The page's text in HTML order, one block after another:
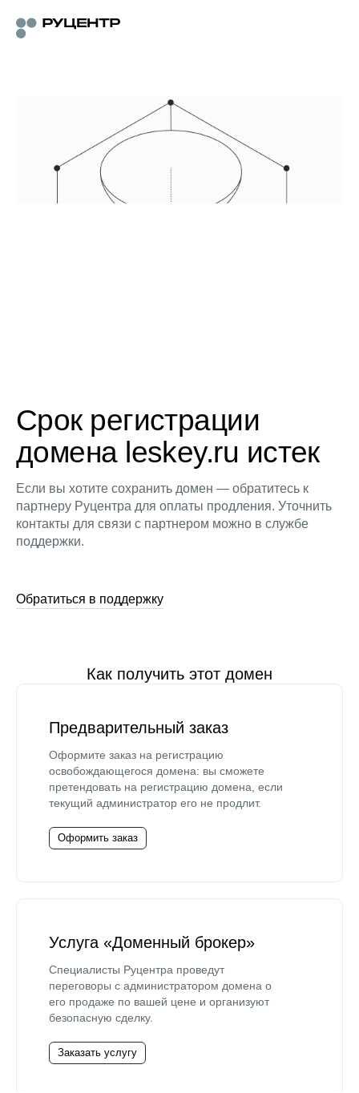
Срок регистрации
домена leskey.ru истек
Если вы хотите сохранить домен — обратитесь к
партнеру Руцентра для оплаты продления. Уточнить
контакты для связи с партнером можно в службе
поддержки.
Обратиться в поддержку
Как получить этот домен
Предварительный заказ
Оформите заказ на регистрацию
освобождающегося домена: вы сможете
претендовать на регистрацию домена, если
текущий администратор его не продлит.
Оформить заказ
Услуга «Доменный брокер»
Специалисты Руцентра проведут
переговоры с администратором домена о
его продаже по вашей цене и организуют
безопасную сделку.
Заказать услугу